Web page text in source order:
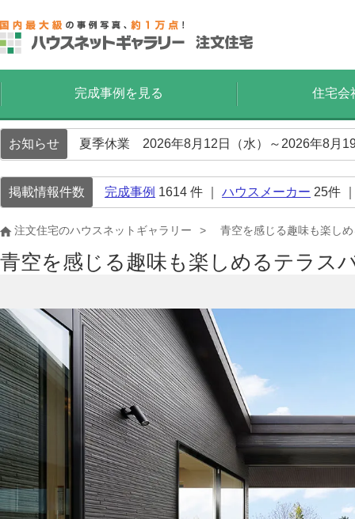
完成事例を見る 住宅会
お知らせ 夏季休業 2026年8月12日（水）～2026年8月
掲載情報件数 完成事例 1614 件 ｜ ハウスメーカー 25件
注文住宅のハウスネットギャラリー 青空を感じる趣味も楽し
青空を感じる趣味も楽しめるテラス